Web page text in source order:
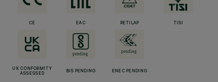
CE EAC RETILAP TISI
UK CONFORMITY
ASSESSED
BIS PENDING ENEC PENDING